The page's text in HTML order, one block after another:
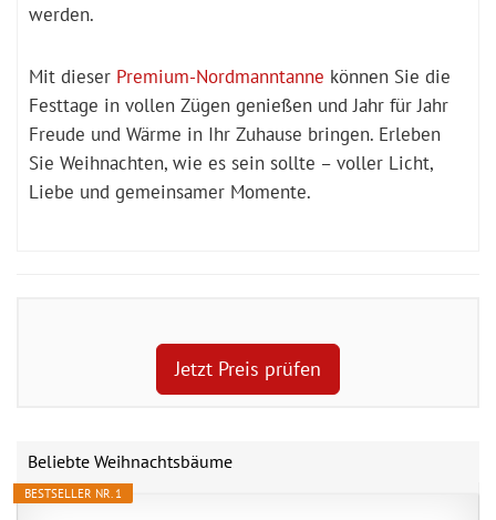
werden.
Mit dieser Premium-Nordmanntanne können Sie die
Festtage in vollen Zügen genießen und Jahr für Jahr
Freude und Wärme in Ihr Zuhause bringen. Erleben
Sie Weihnachten, wie es sein sollte – voller Licht,
Liebe und gemeinsamer Momente.
Jetzt Preis prüfen
Beliebte Weihnachtsbäume
BESTSELLER NR. 1